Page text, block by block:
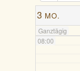
3 MO.
Ganztägig
07:00
08:00